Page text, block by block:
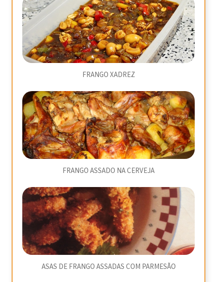
FRANGO XADREZ
FRANGO ASSADO NA CERVEJA
ASAS DE FRANGO ASSADAS COM PARMESÃO